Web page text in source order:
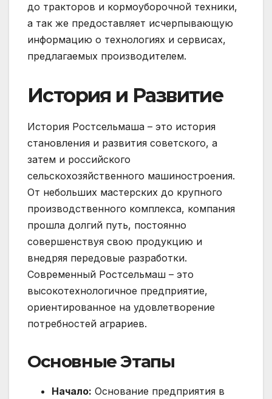
до тракторов и кормоуборочной техники,
а так же предоставляет исчерпывающую
информацию о технологиях и сервисах,
предлагаемых производителем.
История и Развитие
История Ростсельмаша – это история
становления и развития советского, а
затем и российского
сельскохозяйственного машиностроения.
От небольших мастерских до крупного
производственного комплекса, компания
прошла долгий путь, постоянно
совершенствуя свою продукцию и
внедряя передовые разработки.
Современный Ростсельмаш – это
высокотехнологичное предприятие,
ориентированное на удовлетворение
потребностей аграриев.
Основные Этапы
Начало: Основание предприятия в